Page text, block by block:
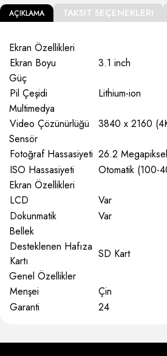
AÇIKLAMA TAKSIT SEÇENEKLERI
Ekran Özellikleri
Ekran Boyu
3.1 inch
Güç
Pil Çeşidi
Lithium-ion
Multimedya
Video Çözünürlüğü
3840 x 2160
Sensör
Fotoğraf Hassasiyeti 26.2 Megapiksel
ISO Hassasiyeti
Otomatik (100-
Ekran Özellikleri
LCD
Var
Dokunmatik
Var
Bellek
Desteklenen Hafıza
Kartı
SD Kart
Genel Özellikler
Menşei
Çin
Garanti
24